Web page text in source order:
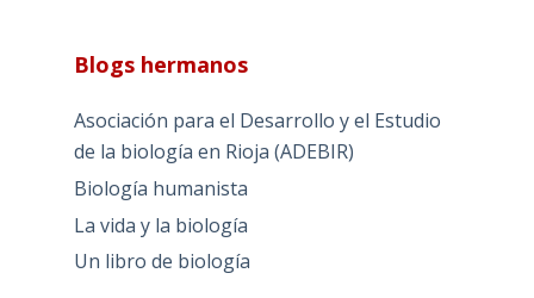
Blogs hermanos
Asociación para el Desarrollo y el Estudio
de la biología en Rioja (ADEBIR)
Biología humanista
La vida y la biología
Un libro de biología